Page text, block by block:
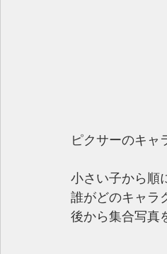
ピクサーのキャ
小さい子から順
誰がどのキャラ
後から集合写真